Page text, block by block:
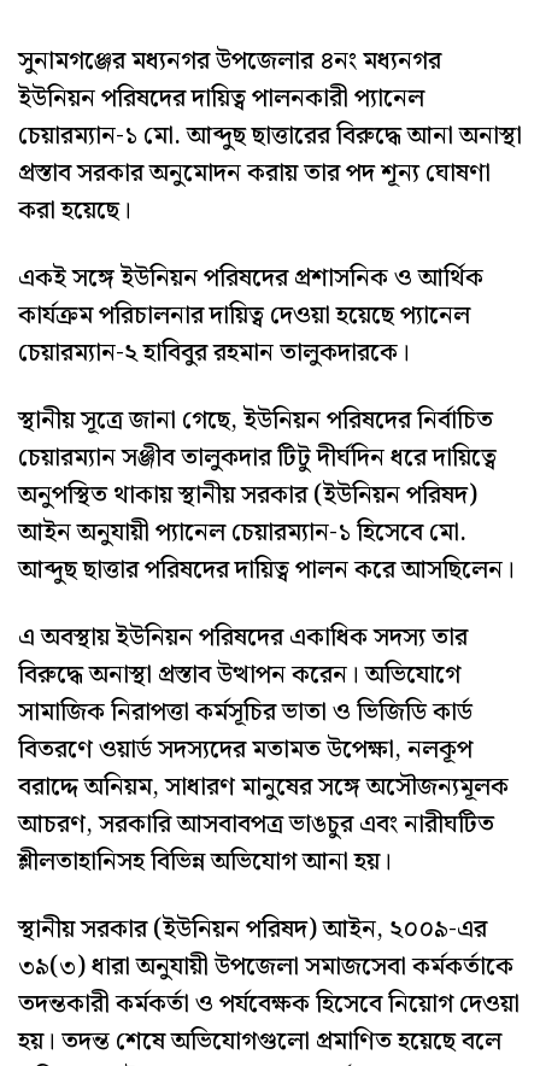
সুনামগঞ্জের মধ্যনগর উপজেলার ৪নং মধ্যনগর
ইউনিয়ন পরিষদের দায়িত্ব পালনকারী প্যানেল
চেয়ারম্যান-১ মো. আব্দুছ ছাত্তারের বিরুদ্ধে আনা অনাস্থা
প্রস্তাব সরকার অনুমোদন করায় তার পদ শূন্য ঘোষণা
করা হয়েছে।
একই সঙ্গে ইউনিয়ন পরিষদের প্রশাসনিক ও আর্থিক
কার্যক্রম পরিচালনার দায়িত্ব দেওয়া হয়েছে প্যানেল
চেয়ারম্যান-২ হাবিবুর রহমান তালুকদারকে।
স্থানীয় সূত্রে জানা গেছে, ইউনিয়ন পরিষদের নির্বাচিত
চেয়ারম্যান সঞ্জীব তালুকদার টিটু দীর্ঘদিন ধরে দায়িত্বে
অনুপস্থিত থাকায় স্থানীয় সরকার (ইউনিয়ন পরিষদ)
আইন অনুযায়ী প্যানেল চেয়ারম্যান-১ হিসেবে মো.
আব্দুছ ছাত্তার পরিষদের দায়িত্ব পালন করে আসছিলেন।
এ অবস্থায় ইউনিয়ন পরিষদের একাধিক সদস্য তার
বিরুদ্ধে অনাস্থা প্রস্তাব উত্থাপন করেন। অভিযোগে
সামাজিক নিরাপত্তা কর্মসূচির ভাতা ও ভিজিডি কার্ড
বিতরণে ওয়ার্ড সদস্যদের মতামত উপেক্ষা, নলকূপ
বরাদ্দে অনিয়ম, সাধারণ মানুষের সঙ্গে অসৌজন্যমূলক
আচরণ, সরকারি আসবাবপত্র ভাঙচুর এবং নারীঘটিত
শ্লীলতাহানিসহ বিভিন্ন অভিযোগ আনা হয়।
স্থানীয় সরকার (ইউনিয়ন পরিষদ) আইন, ২০০৯-এর
৩৯(৩) ধারা অনুযায়ী উপজেলা সমাজসেবা কর্মকর্তাকে
তদন্তকারী কর্মকর্তা ও পর্যবেক্ষক হিসেবে নিয়োগ দেওয়া
হয়। তদন্ত শেষে অভিযোগগুলো প্রমাণিত হয়েছে বলে